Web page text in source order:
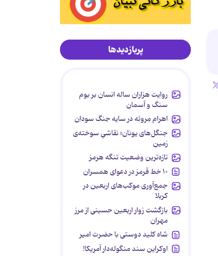
پربازدیدها
روایت هزاران ساله انسان بر بوم
سنگ و آسمان
اهرام مِروئه در سایه جنگ سودان
جنگل‌های یونان؛ نقاشیِ سوخته‌ی
زمین
تازه‌ترین وضعیت تنگه هرمز
۱۰ خط قرمز در دعوای همسران
جمع‌آوری موکب‌های اربعین در
کربلا
بازگشت زوار اربعین حسینی از مرز
مهران
شاه کلید دوستی با حضرت امیر
اوکراین سند منگوله‌دار آمریکا!